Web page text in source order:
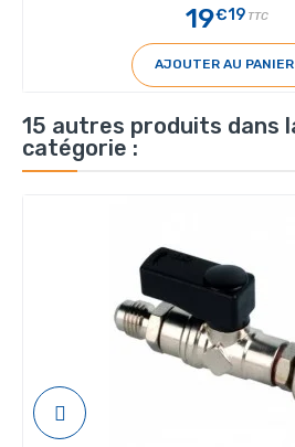
19€19 TTC
AJOUTER AU PANIER
15 autres produits dans
catégorie :